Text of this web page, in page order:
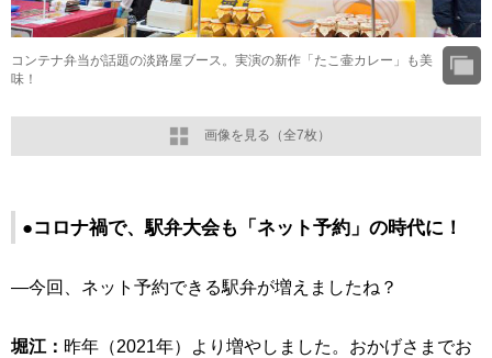
画像を見る（全7枚）
コンテナ弁当が話題の淡路屋ブース。実演の新作「たこ壷カレー」も美
味！
●コロナ禍で、駅弁大会も「ネット予約」の時代に！
―今回、ネット予約できる駅弁が増えましたね？
堀江： 昨年（2021年）より増やしました。おかげさまでお